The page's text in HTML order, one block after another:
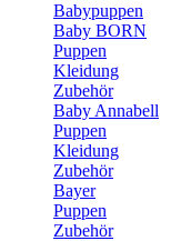
Babypuppen
Baby BORN
Puppen
Kleidung
Zubehör
Baby Annabell
Puppen
Kleidung
Zubehör
Bayer
Puppen
Zubehör